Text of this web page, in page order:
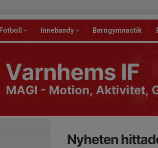
Fotboll Innebandy Barngymnastik
Varnhems IF
MAGI - Motion, Aktivitet,
Nyheten